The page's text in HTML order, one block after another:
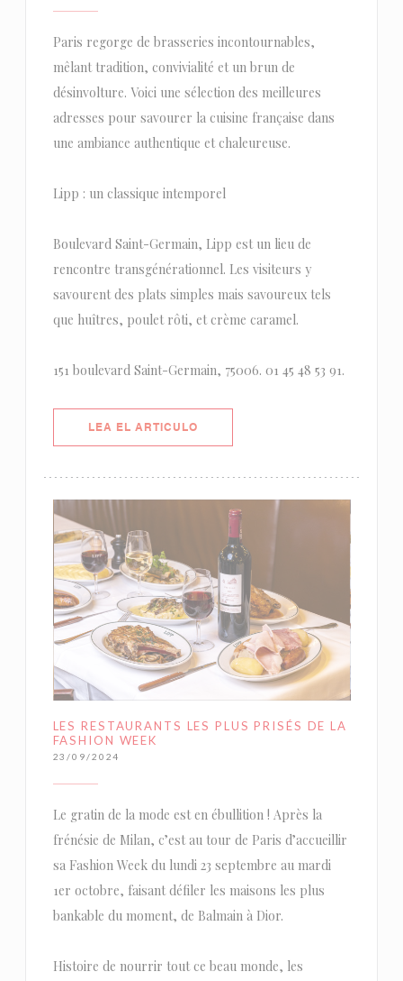
Paris regorge de brasseries incontournables,
mêlant tradition, convivialité et un brun de
désinvolture. Voici une sélection des meilleures
adresses pour savourer la cuisine française dans
une ambiance authentique et chaleureuse.
Lipp : un classique intemporel
Boulevard Saint-Germain, Lipp est un lieu de
rencontre transgénérationnel. Les visiteurs y
savourent des plats simples mais savoureux tels
que huîtres, poulet rôti, et crème caramel.
151 boulevard Saint-Germain, 75006. 01 45 48 53 91.
LEA EL ARTICULO((ABRE EN UNA NUEVA
LES RESTAURANTS LES PLUS PRISÉS DE LA
FASHION WEEK
23/09/2024
Le gratin de la mode est en ébullition ! Après la
frénésie de Milan, c’est au tour de Paris d’accueillir
sa Fashion Week du lundi 23 septembre au mardi
1er octobre, faisant défiler les maisons les plus
bankable du moment, de Balmain à Dior.
Histoire de nourrir tout ce beau monde, les